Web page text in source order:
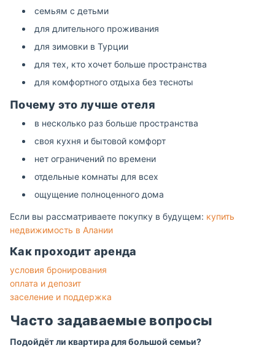
семьям с детьми
для длительного проживания
для зимовки в Турции
для тех, кто хочет больше пространства
для комфортного отдыха без тесноты
Почему это лучше отеля
в несколько раз больше пространства
своя кухня и бытовой комфорт
нет ограничений по времени
отдельные комнаты для всех
ощущение полноценного дома
Если вы рассматриваете покупку в будущем: купить
недвижимость в Алании
Как проходит аренда
условия бронирования
оплата и депозит
заселение и поддержка
Часто задаваемые вопросы
Подойдёт ли квартира для большой семьи?